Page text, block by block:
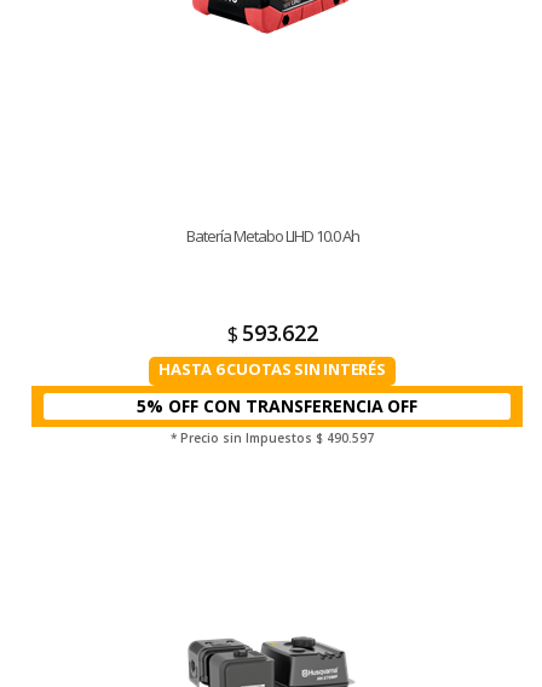
Batería Metabo LIHD 10.0 Ah
$ 593.622
HASTA 6 CUOTAS SIN INTERÉS
5% OFF CON TRANSFERENCIA
* Precio sin Impuestos $ 490.597